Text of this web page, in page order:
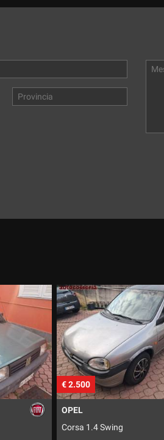
€ 17.900
JEEP
Avenger 1.2 Longitude